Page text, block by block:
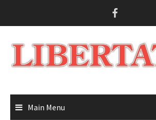
Main Menu